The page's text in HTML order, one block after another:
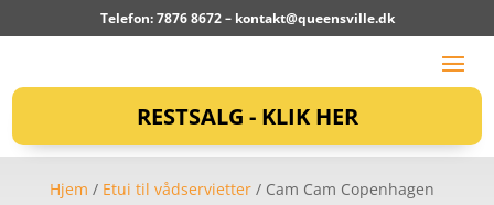
Telefon: 7876 8672 – kontakt@queensville.dk
RESTSALG - KLIK HER
Hjem / Etui til vådservietter/ Cam Cam Copenhagen